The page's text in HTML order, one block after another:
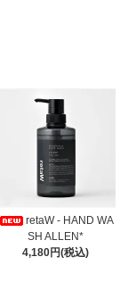
retaW - HAND WA
SH ALLEN*
4,180円(税込)